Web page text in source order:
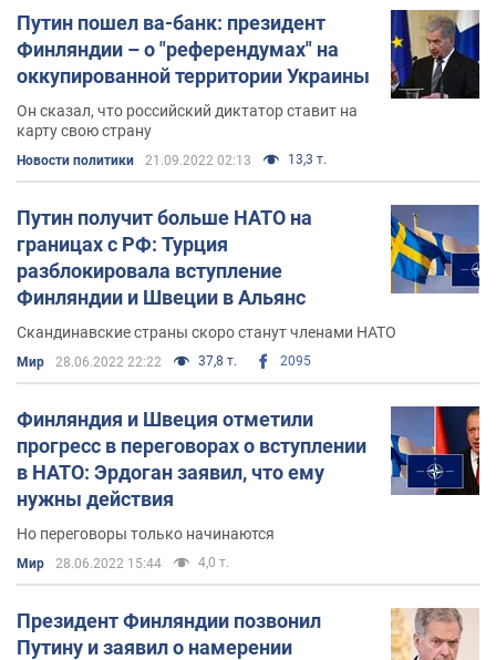
Путин пошел ва-банк: президент
Финляндии – о "референдумах" на
оккупированной территории Украины
Он сказал, что российский диктатор ставит на
карту свою страну
Новости политики 21.09.2022 02:13 13,3 т.
Путин получит больше НАТО на
границах с РФ: Турция
разблокировала вступление
Финляндии и Швеции в Альянс
Скандинавские страны скоро станут членами НАТО
Мир 28.06.2022 22:22 37,8 т. 2095
Финляндия и Швеция отметили
прогресс в переговорах о вступлении
в НАТО: Эрдоган заявил, что ему
нужны действия
Но переговоры только начинаются
Мир 28.06.2022 15:44 4,0 т.
Президент Финляндии позвонил
Путину и заявил о намерении